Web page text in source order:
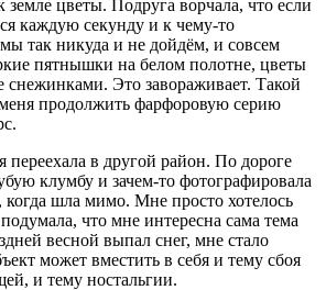
земле цветы. Подруга ворчала, что если
каждую секунду и к чему-то
так никуда и не дойдём, и совсем
пятнышки на белом полотне, цветы
снежинками. Это завораживает. Такой
продолжить фарфоровую серию
переехала в другой район. По дороге
клумбу и зачем-то фотографировала
когда шла мимо. Мне просто хотелось
что мне интересна сама тема
весной выпал снег, мне стало
может вместить в себя и тему сбоя
и тему ностальгии.